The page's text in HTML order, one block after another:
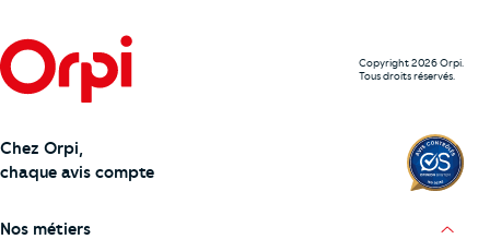
Copyright 2026 Orpi.
Tous droits réservés.
Chez Orpi,
chaque avis compte
Nos métiers